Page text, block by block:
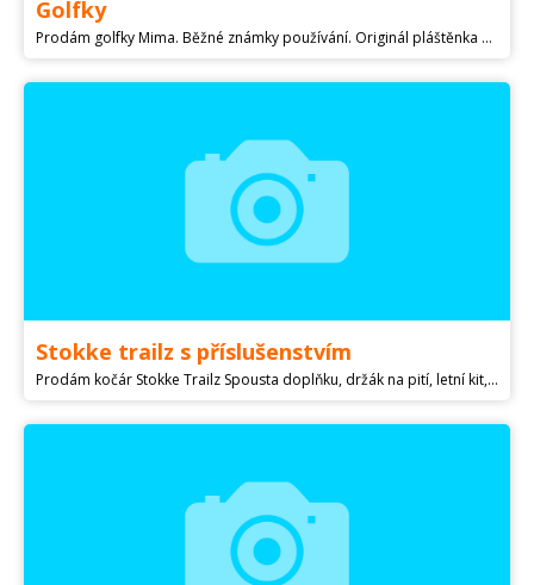
Golfky
Prodám golfky Mima. Běžné známky používání. Originál pláštěnka a tygří sada. Cena za vše 2000,- pouze osobní předání!
Stokke trailz s příslušenstvím
Prodám kočár Stokke Trailz Spousta doplňku, držák na pití, letní kit, náhradní potah na dětskou rukojeť, kožešinový lem, rukavice, originální pláštěnka a moskytiera. Krásný stav. Kočár zvládne i hodně náročný terén, jako výhodu beru i obrovský koš pod kočárem. A vhodný i pro vysoké tatínky.